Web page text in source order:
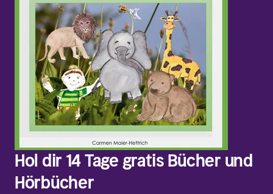
Hol dir 14 Tage gratis Bücher und
Hörbücher